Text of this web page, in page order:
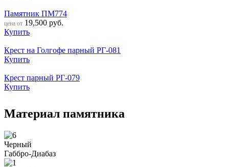
Памятник ПМ774
цена от 19,500 руб.
Купить
Крест на Голгофе парный РГ-081
Купить
Крест парный РГ-079
Купить
Материал памятника
Черный
Габбро-Диабаз